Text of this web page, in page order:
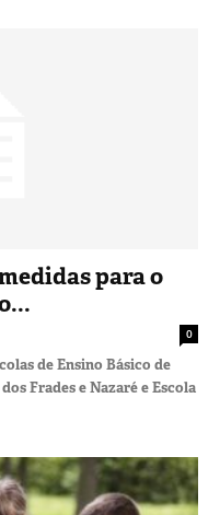
para o
0
de Ensino Básico de
Frades e Nazaré e Escola